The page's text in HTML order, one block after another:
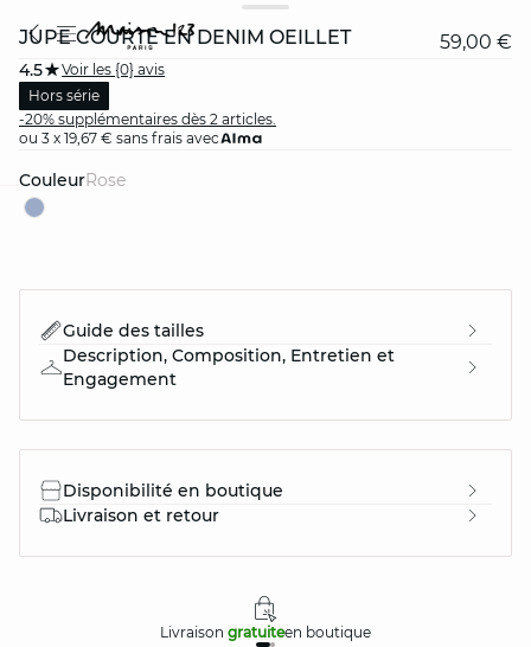
JUPE COURTE EN DENIM OEILLET 59,00 €
4.5
Voir les {0} avis
Hors série
-20% supplémentaires dès 2 articles.
ou 3 x 19,67 € sans frais avec
Couleur rose
Guide des tailles
Description, Composition, Entretien et
Engagement
Disponibilité en boutique
Livraison et retour
Livraison gratuiteen boutique